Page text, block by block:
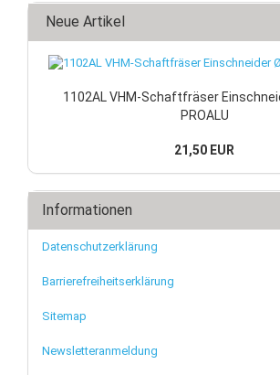
Neue Artikel
1102AL VHM-Schaftfräser
PROALU
21,50 EUR
Informationen
Datenschutzerklärung
Barrierefreiheitserklärung
Sitemap
Newsletteranmeldung